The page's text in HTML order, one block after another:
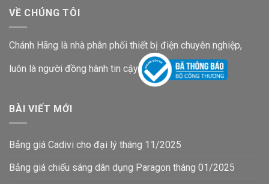
VỀ CHÚNG TÔI
Chánh Hãng là nhà phân phối thiết bị điện chuyên nghiệp,
luôn là người đồng hành tin cậy
BÀI VIẾT MỚI
Bảng giá Cadivi cho đại lý tháng 11/2025
Bảng giá chiếu sáng dân dụng Paragon tháng 01/2025